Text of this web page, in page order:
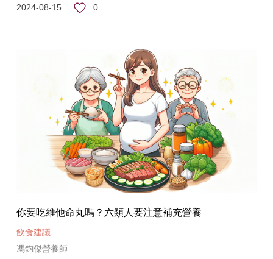
2024-08-15 0
你要吃維他命丸嗎？六類人要注意補充營養
飲食建議
馮鈞傑營養師